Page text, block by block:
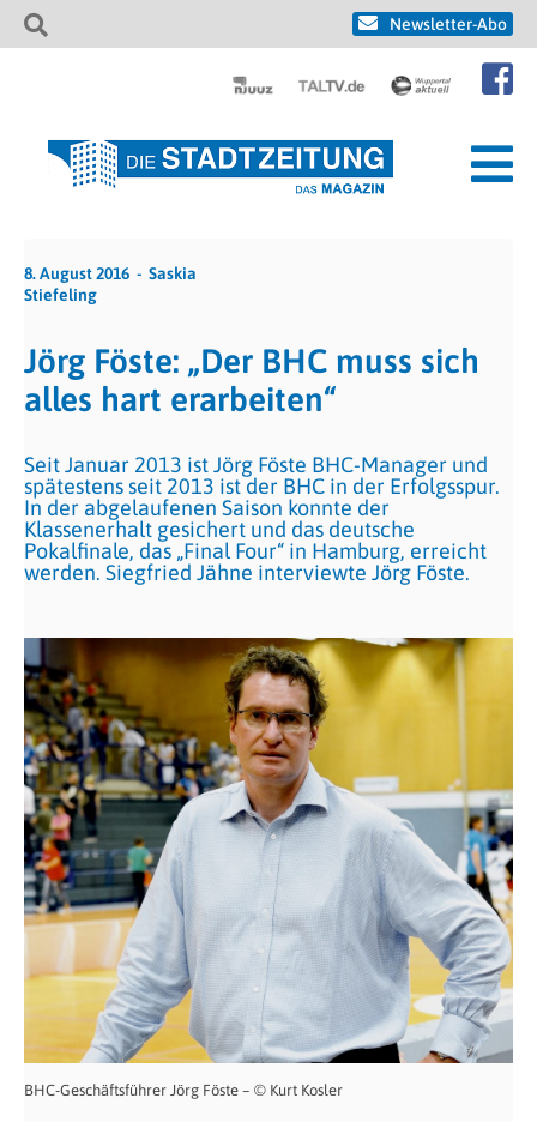
Newsletter-Abo
8. August 2016
Saskia
Stiefeling
Jörg Föste: „Der BHC muss sich
alles hart erarbeiten“
Seit Januar 2013 ist Jörg Föste BHC-Manager und
spätestens seit 2013 ist der BHC in der Erfolgsspur.
In der abgelaufenen Saison konnte der
Klassenerhalt gesichert und das deutsche
Pokalfinale, das „Final Four“ in Hamburg, erreicht
werden. Siegfried Jähne interviewte Jörg Föste.
BHC-Geschäftsführer Jörg Föste – © Kurt Kosler